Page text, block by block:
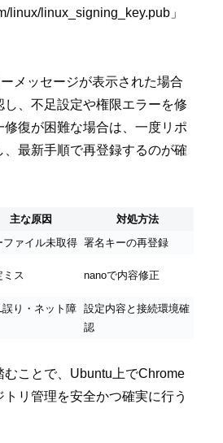
linux/linux_signing_key.pub」
メッセージが表示された場合
し、不足設定や権限エラーを修
修復が困難な場合は、一度リポ
、最新手順で再登録するのが確
主な原因
対処方法
ファイル未取得 署名キーの再登録
ミス nanoで内容修正
誤り・ネット障
設定内容と接続環境確
認
むことで、Ubuntu上でChrome
リ管理を安全かつ確実に行う